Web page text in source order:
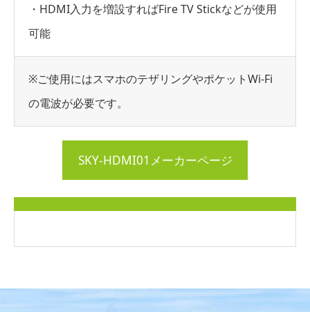
・HDMI入力を増設すればFire TV Stickなどが使用
可能
※ご使用にはスマホのテザリングやポケットWi-Fi
の電波が必要です。
SKY-HDMI01メーカーページ